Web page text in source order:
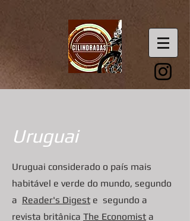
Uruguai
Uruguai considerado o país mais
habitável e verde do mundo, segundo
a Reader's Digest e segundo a
revista britânica The Economist a